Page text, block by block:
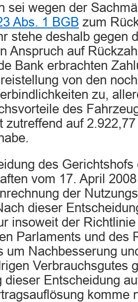
sei wegen der
Abs. 1 BGB zum
stehe deshalb gegen
Anspruch auf
Bank erbrachten
von den
zu,
des
zutreffend auf
des
vom 17. April
der
dieser
insoweit der
Parlaments und des
um Nachbesserung
Verbrauchsgutes
dieser Entscheidung
komme